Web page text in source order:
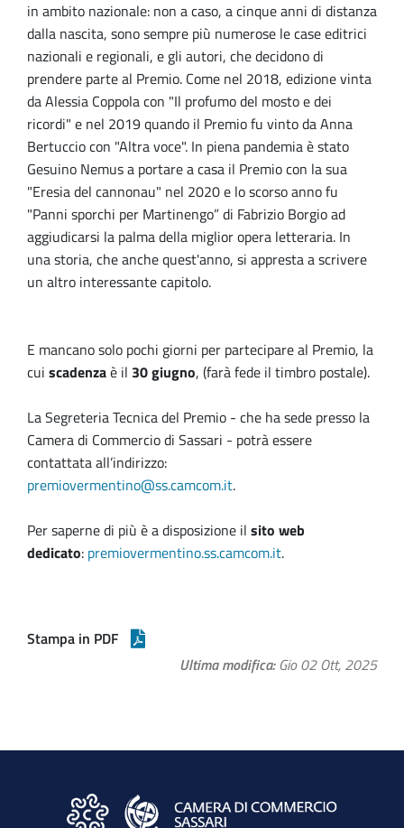
in ambito nazionale: non a caso, a cinque anni di distanza
dalla nascita, sono sempre più numerose le case editrici
nazionali e regionali, e gli autori, che decidono di
prendere parte al Premio. Come nel 2018, edizione vinta
da Alessia Coppola con "Il profumo del mosto e dei
ricordi" e nel 2019 quando il Premio fu vinto da Anna
Bertuccio con "Altra voce". In piena pandemia è stato
Gesuino Nemus a portare a casa il Premio con la sua
"Eresia del cannonau" nel 2020 e lo scorso anno fu
"Panni sporchi per Martinengo” di Fabrizio Borgio ad
aggiudicarsi la palma della miglior opera letteraria. In
una storia, che anche quest'anno, si appresta a scrivere
un altro interessante capitolo.
E mancano solo pochi giorni per partecipare al Premio, la
cui scadenzaè il 30 giugno, (farà fede il timbro postale).
La Segreteria Tecnica del Premio - che ha sede presso la
Camera di Commercio di Sassari - potrà essere
contattata all’indirizzo:
premiovermentino@ss.camcom.it.
Per saperne di più è a disposizione il sito web
dedicato: premiovermentino.ss.camcom.it.
Stampa in PDF
Ultima modifica Gio 02 Ott, 2025